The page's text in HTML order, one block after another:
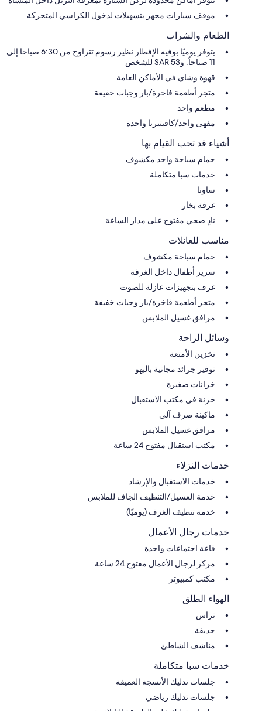
موقف سيارات مجهز بتسهيلات لدخول الكراسي المتحركة
الطعام والشراب
يتوفر يوميًا بوفيه الإفطار نظير رسوم تتراوح من 6:30 صباحا إلى
11 صباحاً: و53 SAR للشخص
قهوة وشاي في الأماكن العامة
متجر أطعمة فاخرة/بار وجبات خفيفة
مطعم واحد
مقهى واحد/كافيتيريا واحدة
أشياء قد تحب القيام بها
حمام سباحة واحد مكشوف
خدمات سبا متكاملة
ساونا
غرفة بخار
نادٍ صحي مفتوح على مدار الساعة
مناسب للعائلات
حمام سباحة مكشوف
سرير أطفال داخل الغرفة
غرف بتجهيزات عازلة للصوت
متجر أطعمة فاخرة/بار وجبات خفيفة
مرافق غسيل الملابس
وسائل الراحة
تخزين الأمتعة
توفير جرائد مجانية بالبهو
خزانات صغيرة
خزنة في مكتب الاستقبال
ماكينة صرف آلي
مرافق غسيل الملابس
مكتب استقبال مفتوح 24 ساعة
خدمات النزلاء
خدمات الاستقبال والإرشاد
خدمة الغسيل/التنظيف الجاف للملابس
خدمة تنظيف الغرف (يوميًا)
خدمات رجال الأعمال
قاعة اجتماعات واحدة
مركز لرجال الأعمال مفتوح 24 ساعة
مكتب كمبيوتر
الهواء الطلق
تراس
حديقة
مناشف الشاطئ
خدمات سبا متكاملة
جلسات تدليك الأنسجة العميقة
جلسات تدليك رياضي